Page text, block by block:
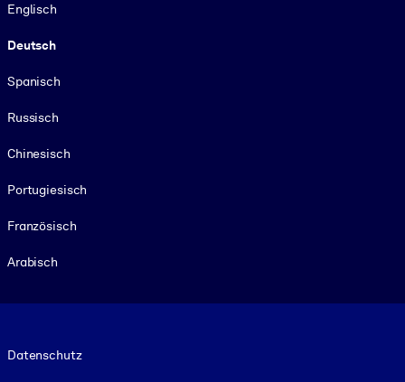
Englisch
Deutsch
Spanisch
Russisch
Chinesisch
Portugiesisch
Französisch
Arabisch
Datenschutz